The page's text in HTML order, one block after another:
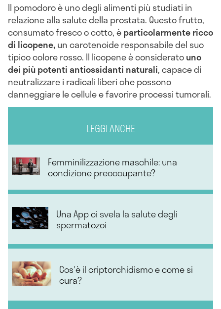
Il pomodoro è uno degli alimenti più studiati in
relazione alla salute della prostata. Questo frutto,
consumato fresco o cotto, èparticolarmente ricco
di licopene,un carotenoide responsabile del suo
tipico colore rosso. Il licopene è consideratouno
dei più potenti antiossidanti naturali, capace di
neutralizzare i radicali liberi che possono
danneggiare le cellule e favorire processi tumorali.
LEGGI ANCHE
Femminilizzazione maschile: una
condizione preoccupante?
Una App ci svela la salute degli
spermatozoi
Cos'è il criptorchidismo e come si
cura?